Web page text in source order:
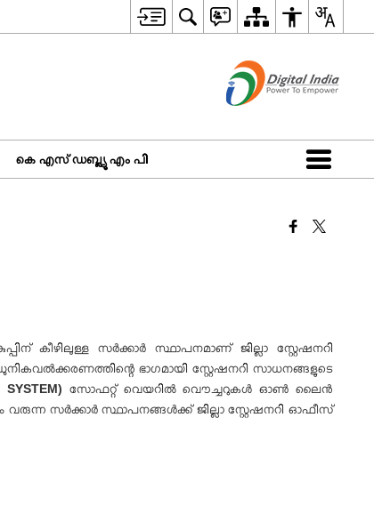
കെ എസ് ഡബ്ല്യൂ എം പി
കീഴിലുള്ള സര്‍ക്കാര്‍‌ സ്ഥാപനമാണ് ജില്ലാ സ്റ്റേഷനറി
ഭാഗമായി സ്റ്റേഷനറി സാധനങ്ങളുടെ
സോഫറ്റ് വെയറില്‍ വൌച്ചറുകള്‍ ഓണ്‍ ലൈന്‍
വരുന്ന സര്‍ക്കാര്‍ സ്ഥാപനങ്ങള്‍ക്ക് ജില്ലാ സ്റ്റേഷനറി ഓഫീസ്